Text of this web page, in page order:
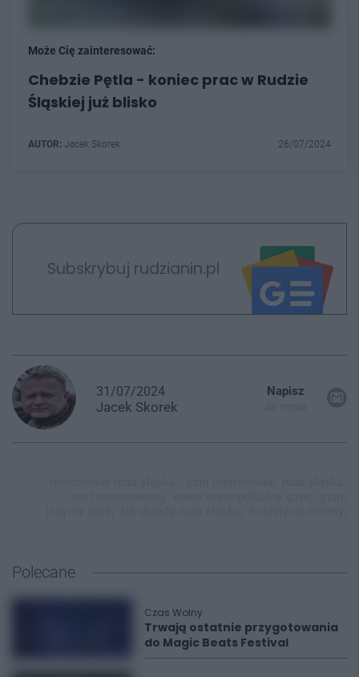
Może Cię zainteresować:
Chebzie Pętla - koniec prac w Rudzie
Śląskiej już blisko
AUTOR: Jacek Skorek 26/07/2024
Subskrybuj rudzianin.pl
31/07/2024
Jacek Skorek
Napisz
Polecane
Czas Wolny
Trwają ostatnie przygotowania
do Magic Beats Festival